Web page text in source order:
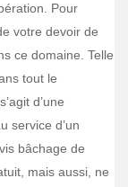
Pour
votre devoir de
ce domaine. Telle
tout le
d’une
service d’un
bâchage de
mais aussi, ne